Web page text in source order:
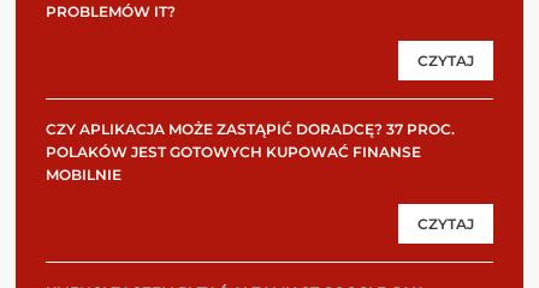
PROBLEMÓW IT?
CZYTAJ
CZY APLIKACJA MOŻE ZASTĄPIĆ DORADCĘ? 37 PROC.
POLAKÓW JEST GOTOWYCH KUPOWAĆ FINANSE
MOBILNIE
CZYTAJ